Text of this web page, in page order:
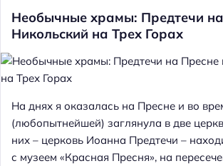
Необычные храмы: Предтечи
Никольский на Трех Горах
На днях я оказалась на Пресне и во
(любопытнейшей) заглянула в две
них – церковь Иоанна Предтечи –
с музеем «Красная Пресня», на